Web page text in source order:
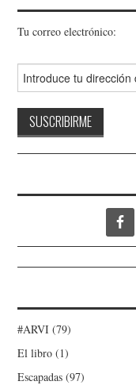
Tu correo electrónico:
#ARVI (79)
El libro (1)
Escapadas (97)